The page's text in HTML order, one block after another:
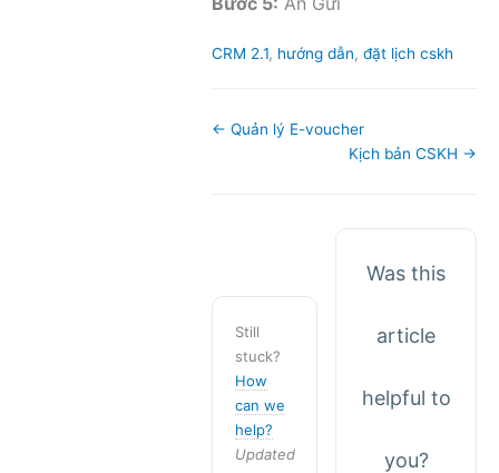
Tags
CRM 2.1, hướng dẫn, đặt lịch cskh
Doc
← Quản lý E-voucher
Kịch bản CSKH →
Still
stuck?
How
can we
help?
Updated
Was this
article
helpful to
you?